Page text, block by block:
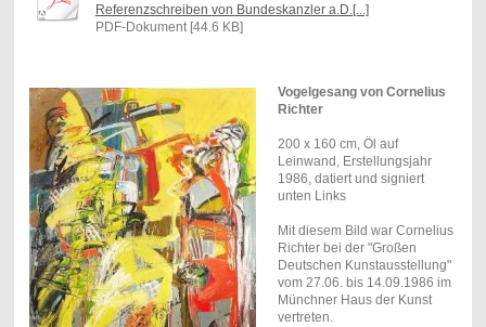
Referenzschreiben von Bundeskanzler a.D.[...]
PDF-Dokument [44.6 KB]
Vogelgesang von Cornelius
Richter
200 x 160 cm, Öl auf
Leinwand, Erstellungsjahr
1986, datiert und signiert
unten Links
Mit diesem Bild war Cornelius
Richter bei der "Großen
Deutschen Kunstausstellung"
vom 27.06. bis 14.09.1986 im
Münchner Haus der Kunst
vertreten.